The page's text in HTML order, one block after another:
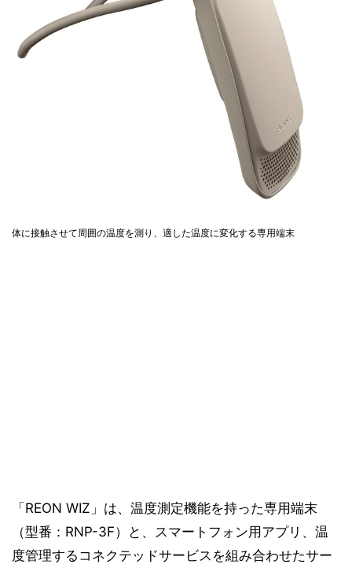
体に接触させて周囲の温度を測り、適した温度に変化する専用端末
「REON WIZ」は、温度測定機能を持った専用端末
（型番：RNP-3F）と、スマートフォン用アプリ、温
度管理するコネクテッドサービスを組み合わせたサー